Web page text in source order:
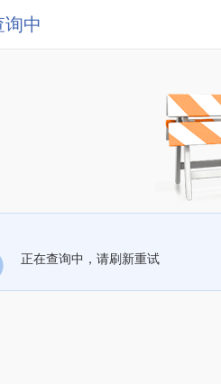
询中
正在查询中，请刷新重试